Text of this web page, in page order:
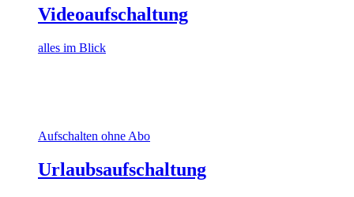
Videoaufschaltung
alles im Blick
Aufschalten ohne Abo
Urlaubsaufschaltung